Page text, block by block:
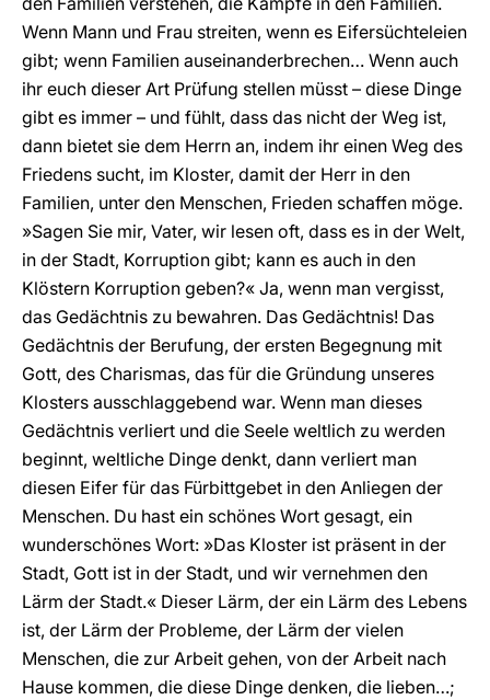
Wenn Mann und Frau streiten, wenn es Eifersüchteleien
gibt; wenn Familien auseinanderbrechen… Wenn auch
ihr euch dieser Art Prüfung stellen müsst – diese Dinge
gibt es immer – und fühlt, dass das nicht der Weg ist,
dann bietet sie dem Herrn an, indem ihr einen Weg des
Friedens sucht, im Kloster, damit der Herr in den
Familien, unter den Menschen, Frieden schaffen möge.
»Sagen Sie mir, Vater, wir lesen oft, dass es in der Welt,
in der Stadt, Korruption gibt; kann es auch in den
Klöstern Korruption geben?« Ja, wenn man vergisst,
das Gedächtnis zu bewahren. Das Gedächtnis! Das
Gedächtnis der Berufung, der ersten Begegnung mit
Gott, des Charismas, das für die Gründung unseres
Klosters ausschlaggebend war. Wenn man dieses
Gedächtnis verliert und die Seele weltlich zu werden
beginnt, weltliche Dinge denkt, dann verliert man
diesen Eifer für das Fürbittgebet in den Anliegen der
Menschen. Du hast ein schönes Wort gesagt, ein
wunderschönes Wort: »Das Kloster ist präsent in der
Stadt, Gott ist in der Stadt, und wir vernehmen den
Lärm der Stadt.« Dieser Lärm, der ein Lärm des Lebens
ist, der Lärm der Probleme, der Lärm der vielen
Menschen, die zur Arbeit gehen, von der Arbeit nach
Hause kommen, die diese Dinge denken, die lieben…;